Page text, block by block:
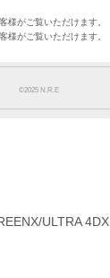
様がご覧いただけます。
様がご覧いただけます。
©︎2025 N.R.E
ULTRA 4DX